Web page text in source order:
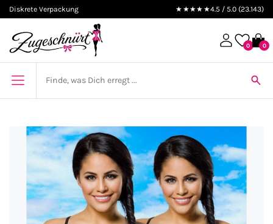
Diskrete Verpackung ★★★★★4.5 / 5.0 (23.143)
0 0